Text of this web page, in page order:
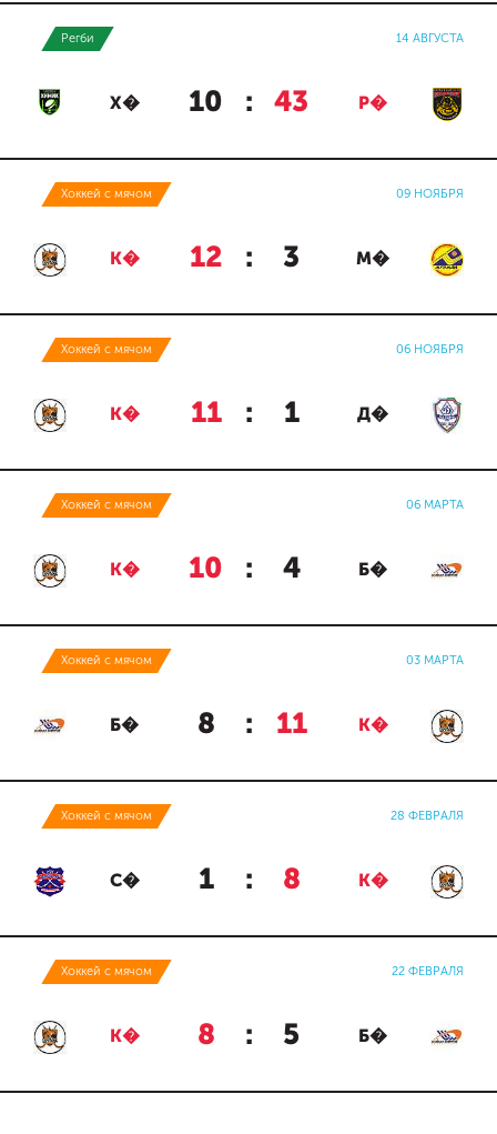
Регби 14 АВГУСТА
Х� 10 : 43 Р�
Хоккей с мячом 09 НОЯБРЯ
К� 12 : 3 М�
Хоккей с мячом 06 НОЯБРЯ
К� 11 : 1 Д�
Хоккей с мячом 06 МАРТА
К� 10 : 4 Б�
Хоккей с мячом 03 МАРТА
Б� 8 : 11 К�
Хоккей с мячом 28 ФЕВРАЛЯ
С� 1 : 8 К�
Хоккей с мячом 22 ФЕВРАЛЯ
К� 8 : 5 Б�